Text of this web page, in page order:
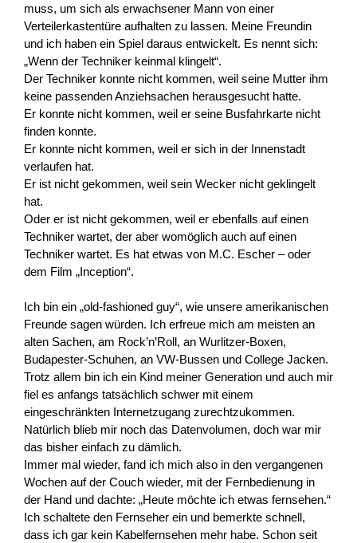
muss, um sich als erwachsener Mann von einer
Verteilerkastentüre aufhalten zu lassen. Meine Freundin
und ich haben ein Spiel daraus entwickelt. Es nennt sich:
„Wenn der Techniker keinmal klingelt“.
Der Techniker konnte nicht kommen, weil seine Mutter ihm
keine passenden Anziehsachen herausgesucht hatte.
Er konnte nicht kommen, weil er seine Busfahrkarte nicht
finden konnte.
Er konnte nicht kommen, weil er sich in der Innenstadt
verlaufen hat.
Er ist nicht gekommen, weil sein Wecker nicht geklingelt
hat.
Oder er ist nicht gekommen, weil er ebenfalls auf einen
Techniker wartet, der aber womöglich auch auf einen
Techniker wartet. Es hat etwas von M.C. Escher – oder
dem Film „Inception“.
Ich bin ein „old-fashioned guy“, wie unsere amerikanischen
Freunde sagen würden. Ich erfreue mich am meisten an
alten Sachen, am Rock’n’Roll, an Wurlitzer-Boxen,
Budapester-Schuhen, an VW-Bussen und College Jacken.
Trotz allem bin ich ein Kind meiner Generation und auch mir
fiel es anfangs tatsächlich schwer mit einem
eingeschränkten Internetzugang zurechtzukommen.
Natürlich blieb mir noch das Datenvolumen, doch war mir
das bisher einfach zu dämlich.
Immer mal wieder, fand ich mich also in den vergangenen
Wochen auf der Couch wieder, mit der Fernbedienung in
der Hand und dachte: „Heute möchte ich etwas fernsehen.“
Ich schaltete den Fernseher ein und bemerkte schnell,
dass ich gar kein Kabelfernsehen mehr habe. Schon seit